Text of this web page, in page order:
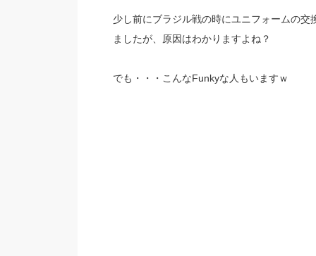
少し前にブラジル戦の時にユニフォームの
ましたが、原因はわかりますよね？
でも・・・こんなFunkyな人もいますｗ